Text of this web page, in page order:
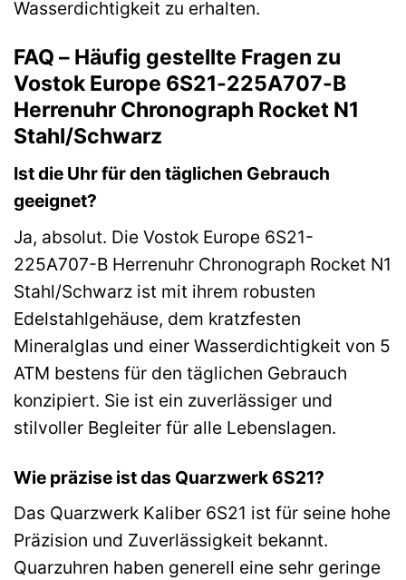
Wasserdichtigkeit zu erhalten.
FAQ – Häufig gestellte Fragen zu
Vostok Europe 6S21-225A707-B
Herrenuhr Chronograph Rocket N1
Stahl/Schwarz
Ist die Uhr für den täglichen Gebrauch
geeignet?
Ja, absolut. Die Vostok Europe 6S21-
225A707-B Herrenuhr Chronograph Rocket N1
Stahl/Schwarz ist mit ihrem robusten
Edelstahlgehäuse, dem kratzfesten
Mineralglas und einer Wasserdichtigkeit von 5
ATM bestens für den täglichen Gebrauch
konzipiert. Sie ist ein zuverlässiger und
stilvoller Begleiter für alle Lebenslagen.
Wie präzise ist das Quarzwerk 6S21?
Das Quarzwerk Kaliber 6S21 ist für seine hohe
Präzision und Zuverlässigkeit bekannt.
Quarzuhren haben generell eine sehr geringe